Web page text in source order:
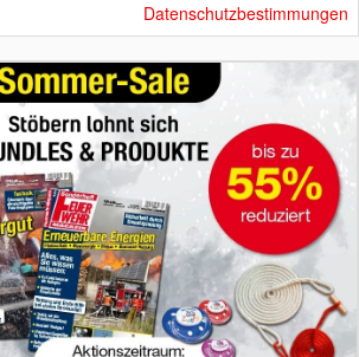
Datenschutzbestimmungen